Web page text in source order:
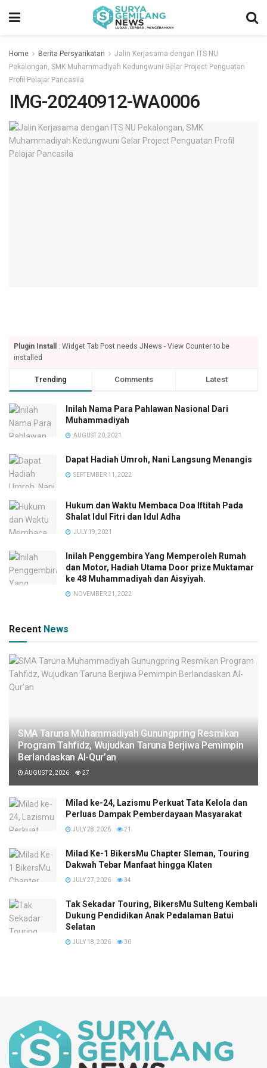
Home Berita Persyarikatan
Jalin Kerjasama dengan ITS NU
Pekalongan, SMK Muhammadiyah Kedungwuni Gelar Project Penguatan
Profil Pelajar Pancasila
IMG-20240912-WA0006
Plugin Install
: Widget Tab Post needs JNews - View Counter to be
installed
Trending Comments Latest
Inilah Nama Para Pahlawan Nasional Dari
Muhammadiyah
AUGUST 20, 2021
Dapat Hadiah Umroh, Nani Langsung Menangis
SEPTEMBER 11, 2022
Hukum dan Waktu Membaca Doa Iftitah Pada
Shalat Idul Fitri dan Idul Adha
JULY 19, 2021
Inilah Penggembira Yang Memperoleh Rumah
dan Motor, Hadiah Utama Door prize Muktamar
ke 48 Muhammadiyah dan Aisyiyah.
NOVEMBER 21, 2022
Recent News
SMA Taruna Muhammadiyah Gunungpring Resmikan
Program Tahfidz, Wujudkan Taruna Berjiwa Pemimpin
Berlandaskan Al-Qur’an
AUGUST 2, 2026 27
Milad ke-24, Lazismu Perkuat Tata Kelola dan
Perluas Dampak Pemberdayaan Masyarakat
JULY 28, 2026 21
Milad Ke-1 BikersMu Chapter Sleman, Touring
Dakwah Tebar Manfaat hingga Klaten
JULY 27, 2026 34
Tak Sekadar Touring, BikersMu Sulteng Kembali
Dukung Pendidikan Anak Pedalaman Batui
Selatan
JULY 18, 2026 30